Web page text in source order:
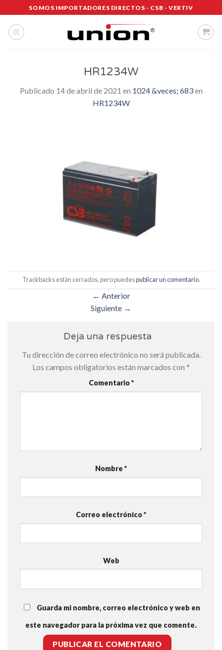
al
contenido
SOMOS IMPORTADORES DIRECTOS - CSB - VERTIV
HR1234W
Publicado 14 de abril de 2021 en 1024 &veces; 683en
HR1234W
Trackbacks están cerrados, pero puedespublicar un comentario.
← Anterior
Siguiente →
Deja una respuesta
Tu dirección de correo electrónico no será publicada.
Los campos obligatorios están marcados con *
Comentario*
Nombre *
Correo electrónico*
Web
Guarda mi nombre, correo electrónico y web en
este navegador para la próxima vez que comente.